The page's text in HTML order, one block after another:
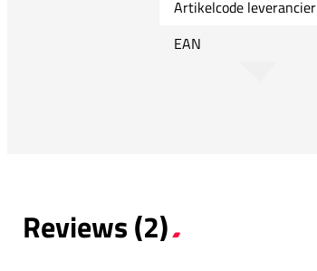
Artikelcode leverancier
EAN
Reviews (2)